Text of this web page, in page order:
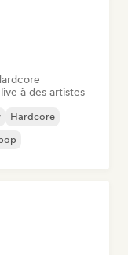
à des artistes
Hardcore